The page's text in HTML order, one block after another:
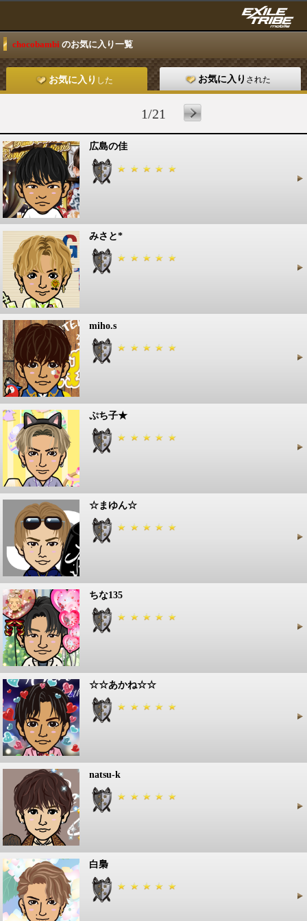
chocobambi のお気に入り一覧
お気に入り した お気に入り された
1/21
広島の佳
みさと*
miho.s
ぷち子★
☆まゆん☆
ちな135
☆☆あかね☆☆
natsu-k
白梟